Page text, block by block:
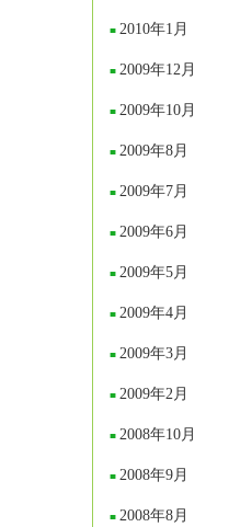
2010年1月
2009年12月
2009年10月
2009年8月
2009年7月
2009年6月
2009年5月
2009年4月
2009年3月
2009年2月
2008年10月
2008年9月
2008年8月